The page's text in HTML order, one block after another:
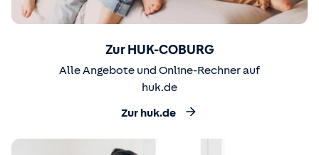
Zur HUK-COBURG
Alle Angebote und Online-Rechner auf
huk.de
Zur huk.de